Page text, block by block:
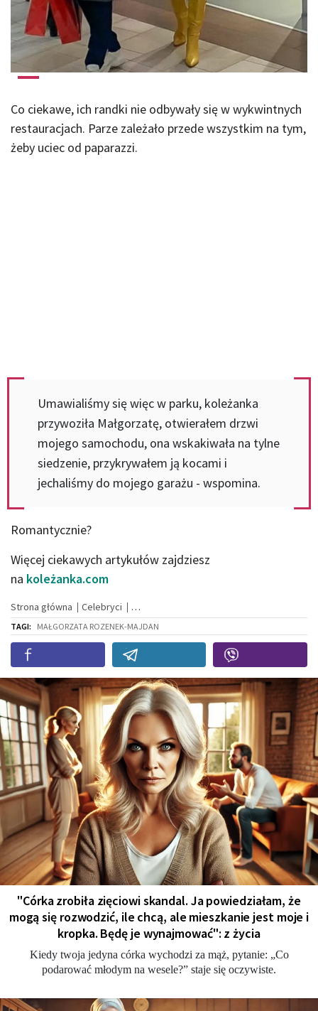
Co ciekawe, ich randki nie odbywały się w wykwintnych
restauracjach. Parze zależało przede wszystkim na tym,
żeby uciec od paparazzi.
Umawialiśmy się więc w parku, koleżanka
przywoziła Małgorzatę, otwierałem drzwi
mojego samochodu, ona wskakiwała na tylne
siedzenie, przykrywałem ją kocami i
jechaliśmy do mojego garażu - wspomina.
Romantycznie?
Więcej ciekawych artykułów zajdziesz
na koleżanka.com
Strona główna Celebryci
TAGI: MAŁGORZATA ROZENEK-MAJDAN
"Córka zrobiła zięciowi skandal. Ja powiedziałam, że
mogą się rozwodzić, ile chcą, ale mieszkanie jest moje i
kropka. Będę je wynajmować": z życia
Kiedy twoja jedyna córka wychodzi za mąż, pytanie: „Co
podarować młodym na wesele?” staje się oczywiste.